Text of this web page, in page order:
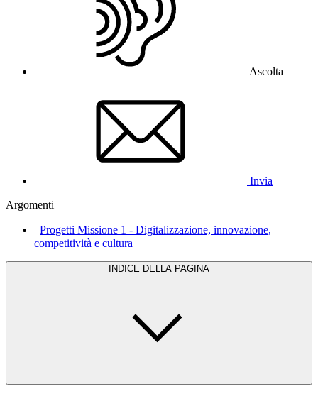
Ascolta
Invia
Argomenti
Progetti Missione 1 - Digitalizzazione, innovazione,
competitività e cultura
INDICE DELLA PAGINA